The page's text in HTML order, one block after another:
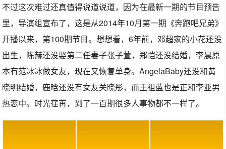
不过这次难过还真值得说道说道，因为在最新一期的节目预告
里，导演组宣布了，这是从2014年10月第一期《奔跑吧兄弟》
开播以来，第100期节目。想想看，6年前，邓超家的小花还没
出生，陈赫还没娶第二任妻子张子萱，郑恺还没结婚，李晨原
本有范冰冰做女友，现在又恢复单身。AngelaBaby还没和黄
晓明结婚，鹿晗还没有女友关晓彤，而王祖蓝也是正和李亚男
热恋中。时光荏苒，到了一百期很多人事物都不一样了。